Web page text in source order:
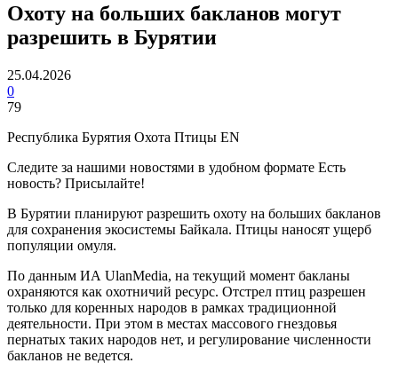
Охоту на больших бакланов могут
разрешить в Бурятии
25.04.2026
0
79
Республика Бурятия Охота Птицы EN
Следите за нашими новостями в удобном формате Есть
новость? Присылайте!
В Бурятии планируют разрешить охоту на больших бакланов
для сохранения экосистемы Байкала. Птицы наносят ущерб
популяции омуля.
По данным ИА UlanMedia, на текущий момент бакланы
охраняются как охотничий ресурс. Отстрел птиц разрешен
только для коренных народов в рамках традиционной
деятельности. При этом в местах массового гнездовья
пернатых таких народов нет, и регулирование численности
бакланов не ведется.